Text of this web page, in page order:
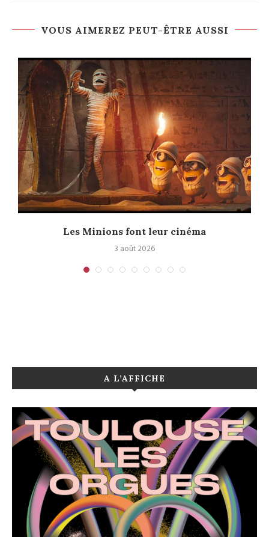
VOUS AIMEREZ PEUT-ÊTRE AUSSI
Les Minions font leur cinéma
3 août 2026
A L’AFFICHE